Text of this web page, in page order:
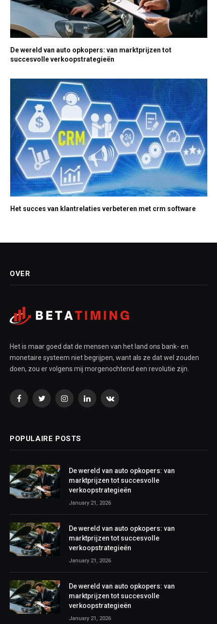
De wereld van auto opkopers: van marktprijzen tot
succesvolle verkoopstrategieën
Het succes van klantrelaties verbeteren met crm software
OVER
Het is maar goed dat de mensen van het land ons bank- en
monetaire systeem niet begrijpen, want als ze dat wel zouden
doen, zou er volgens mij morgenochtend een revolutie zijn.
FacebookTwitterInstagramLinkedInVKontakte
POPULAIRE POSTS
De wereld van auto opkopers: van
marktprijzen tot succesvolle
verkoopstrategieën
January 21, 2026
De wereld van auto opkopers: van
marktprijzen tot succesvolle
verkoopstrategieën
January 21, 2026
De wereld van auto opkopers: van
marktprijzen tot succesvolle
verkoopstrategieën
January 21, 2026